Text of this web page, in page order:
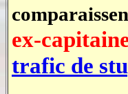
ex-
trafic de